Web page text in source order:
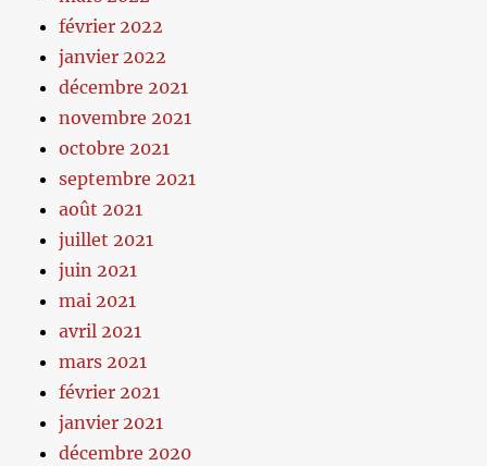
février 2022
janvier 2022
décembre 2021
novembre 2021
octobre 2021
septembre 2021
août 2021
juillet 2021
juin 2021
mai 2021
avril 2021
mars 2021
février 2021
janvier 2021
décembre 2020